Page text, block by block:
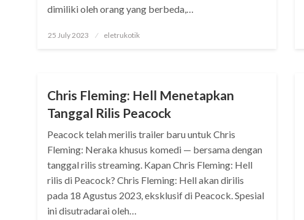
dimiliki oleh orang yang berbeda,…
Posted
25 July 2023 eletrukotik
Chris Fleming: Hell Menetapkan
Tanggal Rilis Peacock
Peacock telah merilis trailer baru untuk Chris
Fleming: Neraka khusus komedi — bersama dengan
tanggal rilis streaming. Kapan Chris Fleming: Hell
rilis di Peacock? Chris Fleming: Hell akan dirilis
pada 18 Agustus 2023, eksklusif di Peacock. Spesial
ini disutradarai oleh…